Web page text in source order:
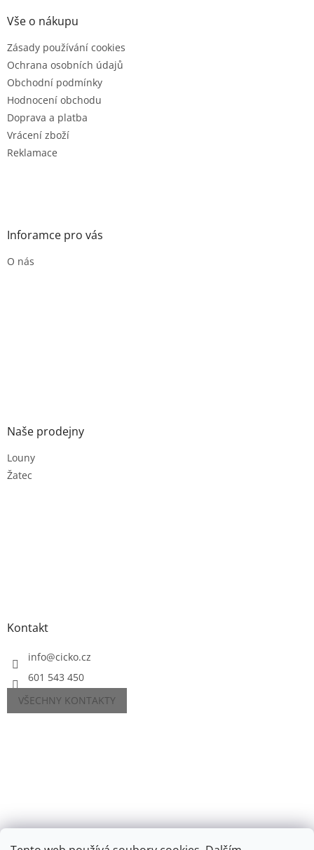
Vše o nákupu
Zásady používání cookies
Ochrana osobních údajů
Obchodní podmínky
Hodnocení obchodu
Doprava a platba
Vrácení zboží
Reklamace
Inforamce pro vás
O nás
Naše prodejny
Louny
Žatec
Kontakt
info@cicko.cz
601 543 450
VŠECHNY KONTAKTY